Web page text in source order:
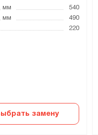
мм
540
мм
490
220
замену